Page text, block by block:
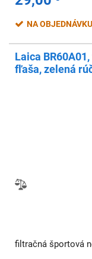
NA OBJEDNÁVKU
Laica
fľaša, zelená
filtračná športová